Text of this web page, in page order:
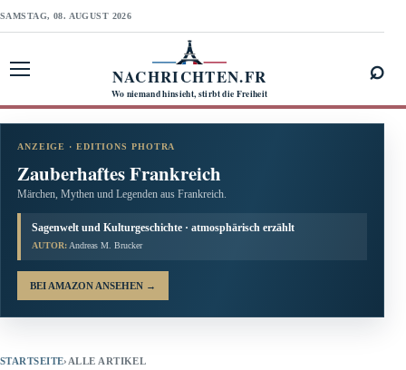
SAMSTAG, 08. AUGUST 2026
NACHRICHTEN.FR
Wo niemand hinsieht, stirbt die Freiheit
⌕
ANZEIGE · EDITIONS PHOTRA
Zauberhaftes Frankreich
Märchen, Mythen und Legenden aus Frankreich.
Sagenwelt und Kulturgeschichte · atmosphärisch erzählt
AUTOR: Andreas M. Brucker
BEI AMAZON ANSEHEN →
STARTSEITE› ALLE ARTIKEL